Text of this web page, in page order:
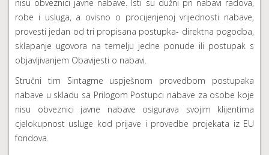
nisu obveznici javne nabave. Isti su dužni pri nabavi radova,
robe i usluga, a ovisno o procijenjenoj vrijednosti nabave,
provesti jedan od tri propisana postupka- direktna pogodba,
sklapanje ugovora na temelju jedne ponude ili postupak s
objavljivanjem Obavijesti o nabavi.
Stručni tim Sintagme uspješnom provedbom postupaka
nabave u skladu sa Prilogom Postupci nabave za osobe koje
nisu obveznici javne nabave osigurava svojim klijentima
cjelokupnost usluge kod prijave i provedbe projekata iz EU
fondova.